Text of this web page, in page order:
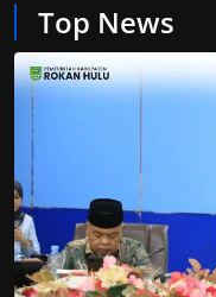
Top News